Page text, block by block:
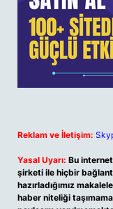
Reklam ve İletişim:
Yasal Uyarı: Bu
şirketi ile hiçbir
hazırladığımız
haber niteliği